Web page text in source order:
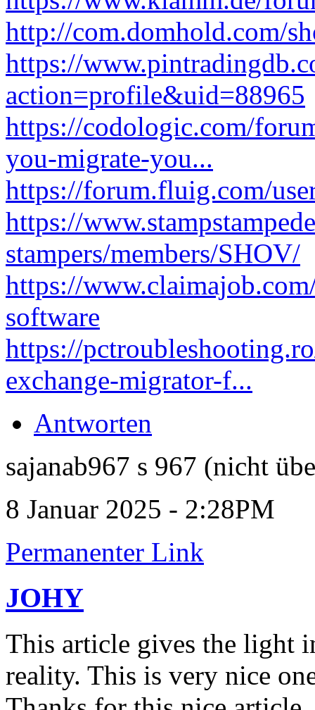
http://com.domhold.com/
https://
action=profile&uid=88965
https://codologic.com/
you-migrate-you...
https://forum.fluig.com/
https://
stampers/members/SHOV/
https://
software
https://
exchange-migrator-f...
Antworten
sajanab967 s 967 (nicht
8 Januar 2025 - 2:28PM
Permanenter Link
JOHY
This article gives the light
reality. This is very nice